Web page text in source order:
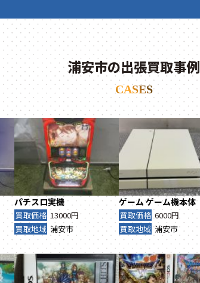
浦安市の出張買取事例
CASES
パチスロ実機
買取価格 13000円
買取地域 浦安市
ゲームゲーム機本体
買取価格 6000円
買取地域 浦安市